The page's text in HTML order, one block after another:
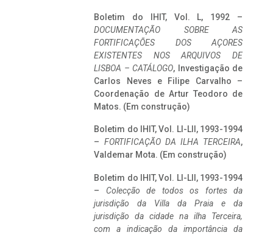
Boletim do IHIT, Vol. L, 1992 –
DOCUMENTAÇÃO SOBRE AS
FORTIFICAÇÕES DOS AÇORES
EXISTENTES NOS ARQUIVOS DE
LISBOA – CATÁLOGO, Investigação de
Carlos Neves e Filipe Carvalho –
Coordenação de Artur Teodoro de
Matos. (Em construção)
Boletim do IHIT, Vol. LI-LII, 1993-1994
– FORTIFICAÇÃO DA ILHA TERCEIRA,
Valdemar Mota. (Em construção)
Boletim do IHIT, Vol. LI-LII, 1993-1994
– Colecção de todos os fortes da
jurisdição da Villa da Praia e da
jurisdição da cidade na ilha Terceira,
com a indicação da importância da